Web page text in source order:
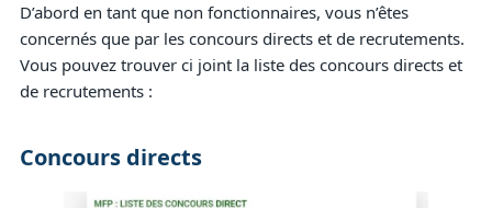
D’abord en tant que non fonctionnaires, vous n’êtes
concernés que par les concours directs et de recrutements.
Vous pouvez trouver ci joint la liste des concours directs et
de recrutements :
Concours directs